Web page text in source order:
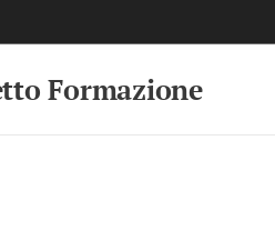
Formazione